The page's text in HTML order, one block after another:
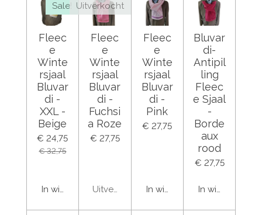
Sale!
Fleec
e
Winte
rsjaal
Bluvar
di -
XXL -
Beige
€ 24,75
€ 32,75
In winkelwagen
Uitverkocht
Fleec
e
Winte
rsjaal
Bluvar
di -
Fuchsi
a Roze
€ 27,75
Uitverkocht
Fleec
e
Winte
rsjaal
Bluvar
di -
Pink
€ 27,75
In winkelwagen
Bluvar
di-
Antipil
ling
Fleec
e Sjaal
-
Borde
aux
rood
€ 27,75
In